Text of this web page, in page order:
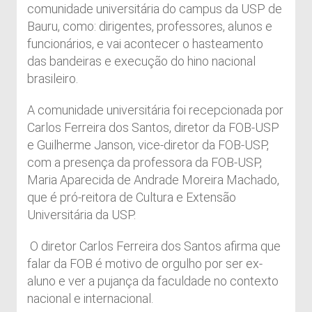
comunidade universitária do campus da USP de
Bauru, como: dirigentes, professores, alunos e
funcionários, e vai acontecer o hasteamento
das bandeiras e execução do hino nacional
brasileiro.
A comunidade universitária foi recepcionada por
Carlos Ferreira dos Santos, diretor da FOB-USP
e Guilherme Janson, vice-diretor da FOB-USP,
com a presença da professora da FOB-USP,
Maria Aparecida de Andrade Moreira Machado,
que é pró-reitora de Cultura e Extensão
Universitária da USP.
O diretor Carlos Ferreira dos Santos afirma que
falar da FOB é motivo de orgulho por ser ex-
aluno e ver a pujança da faculdade no contexto
nacional e internacional.